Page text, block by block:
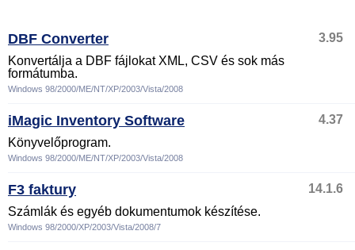
DBF Converter
3.95
Konvertálja a DBF fájlokat XML, CSV és sok más
formátumba.
Windows 98/2000/ME/NT/XP/2003/Vista/2008
iMagic Inventory Software
4.37
Könyvelőprogram.
Windows 98/2000/ME/NT/XP/2003/Vista/2008
F3 faktury
14.1.6
Számlák és egyéb dokumentumok készítése.
Windows 98/2000/XP/2003/Vista/2008/7